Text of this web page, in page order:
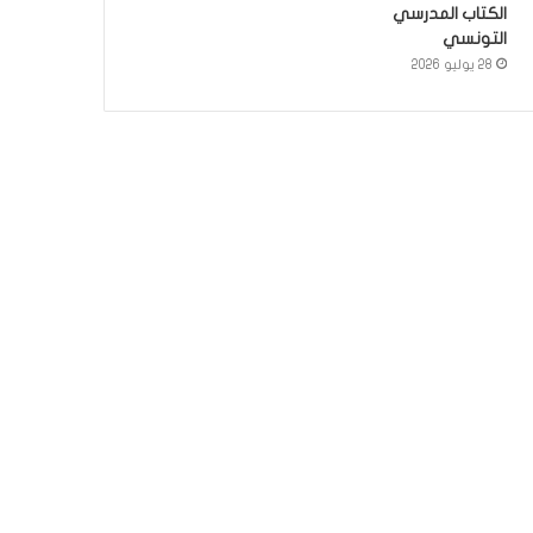
الكتاب المدرسي
التونسي
28 يوليو 2026